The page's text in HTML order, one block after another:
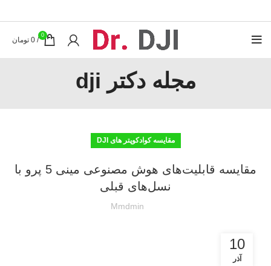
0
/
0 تومان
مجله دکتر dji
مقایسه کوادکوپتر های DJI
مقایسه قابلیت‌های هوش مصنوعی مینی 5 پرو با
نسل‌های قبلی
Mmdmin
10
آذر